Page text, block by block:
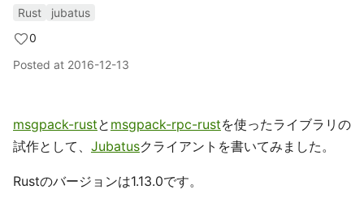
Rust
jubatus
0
Posted at 2016-12-13
msgpack-rustと msgpack-rpc-rustを使ったライブラリの
試作として、 Jubatusクライアントを書いてみました。
Rustのバージョンは1.13.0です。